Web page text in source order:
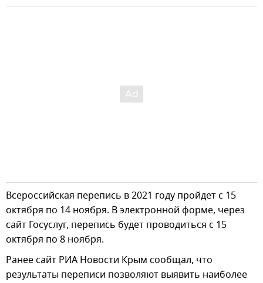
Всероссийская перепись в 2021 году пройдет с 15
октября по 14 ноября. В электронной форме, через
сайт Госуслуг, перепись будет проводиться с 15
октября по 8 ноября.
Ранее сайт РИА Новости Крым сообщал, что
результаты переписи позволяют выявить наиболее